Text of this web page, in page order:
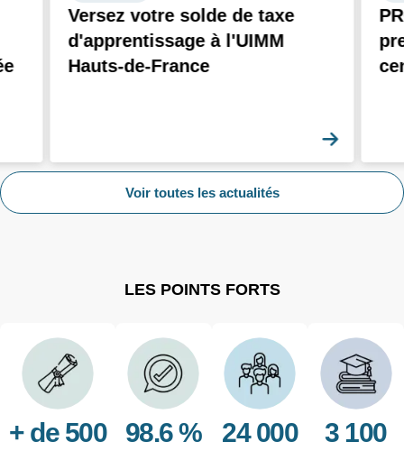
Versez votre solde de taxe
d'apprentissage à l'UIMM
Hauts-de-France
Voir toutes les actualités
LES POINTS FORTS
+ de 500 98.6 % 24 000 3 100